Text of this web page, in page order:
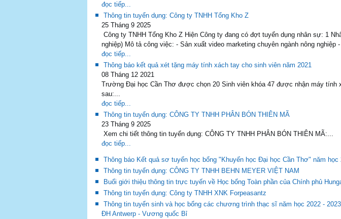
đọc tiếp...
Thông tin tuyển dụng: Công ty TNHH Tổng Kho Z
25 Tháng 9 2025
Công ty TNHH Tổng Kho Z Hiện Công ty đang có đợt tuyển dụng nhân sự: 1
nghiệp) Mô tả công việc: - Sản xuất video marketing chuyên ngành nông nghiệp
đọc tiếp...
Thông báo kết quả xét tặng máy tính xách tay cho sinh viên năm 2021
08 Tháng 12 2021
Trường Đại học Cần Thơ được chọn 20 Sinh viên khóa 47 được nhận máy tính
sau:...
đọc tiếp...
Thông tin tuyển dụng: CÔNG TY TNHH PHÂN BÓN THIÊN MÃ
23 Tháng 9 2025
Xem chi tiết thông tin tuyển dụng: CÔNG TY TNHH PHÂN BÓN THIÊN MÃ:...
đọc tiếp...
Thông báo Kết quả sơ tuyển học bổng "Khuyến học Đại học Cần Thơ" năm học
Thông tin tuyển dụng: CÔNG TY TNHH BEHN MEYER VIỆT NAM
Buổi giới thiệu thông tin trực tuyến về Học bổng Toàn phần của Chính phủ
Thông tin tuyển dụng: Công ty TNHH XNK Forpeasantz
Thông tin tuyển sinh và học bổng các chương trình thạc sĩ năm học 2022 -
ĐH Antwerp - Vương quốc Bỉ